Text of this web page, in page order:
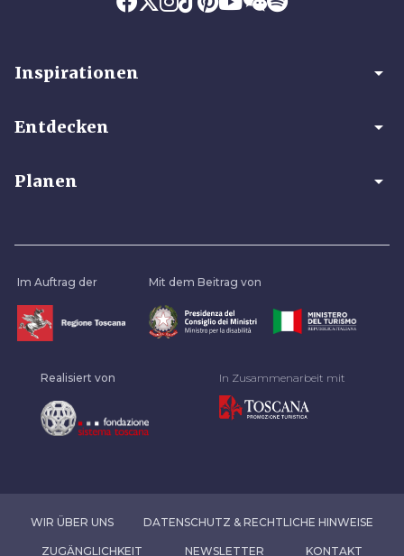
Inspirationen arrow_drop_down
Entdecken arrow_drop_down
Planen arrow_drop_down
Im Auftrag der Mit dem Beitrag von
Realisiert von In Zusammenarbeit mit
WIR ÜBER UNS DATENSCHUTZ & RECHTLICHE HINWEISE
ZUGÄNGLICHKEIT NEWSLETTER KONTAKT